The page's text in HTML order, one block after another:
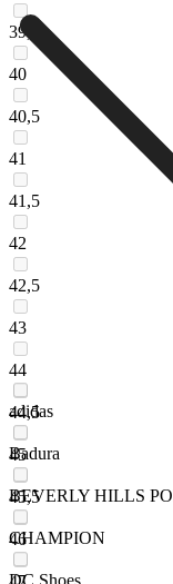
39,5
40
40,5
41
41,5
42
42,5
43
44
44,5
45
45,5
46
adidas
Badura
BEVERLY HILLS
CHAMPION
DC Shoes